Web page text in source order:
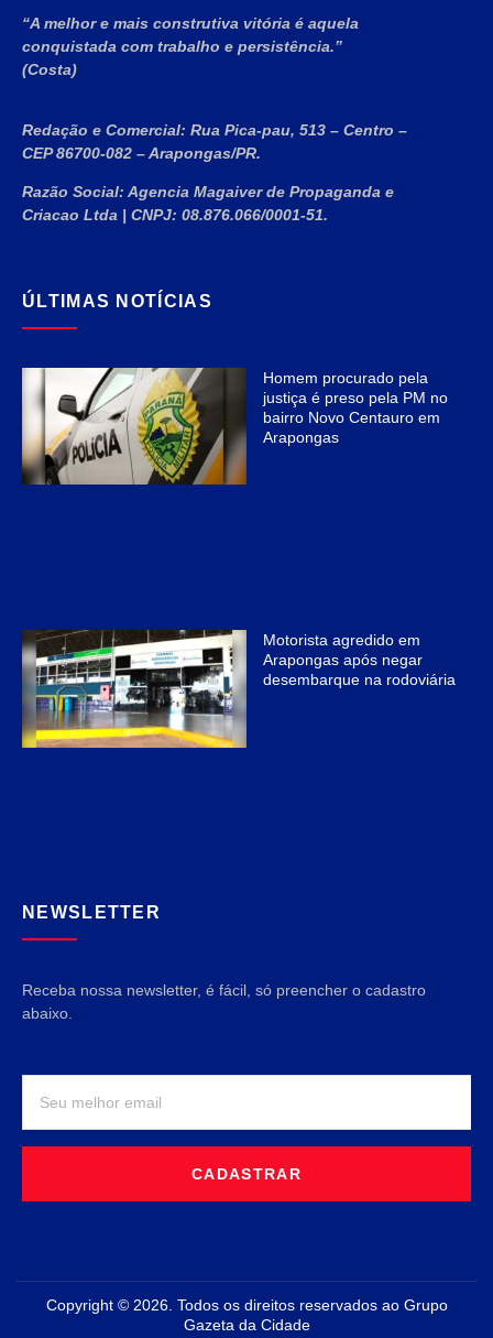
“A melhor e mais construtiva vitória é aquela
conquistada com trabalho e persistência.”
(Costa)
Redação e Comercial: Rua Pica-pau, 513 – Centro –
CEP 86700-082 – Arapongas/PR.
Razão Social: Agencia Magaiver de Propaganda e
Criacao Ltda | CNPJ: 08.876.066/0001-51.
ÚLTIMAS NOTÍCIAS
Homem procurado pela
justiça é preso pela PM no
bairro Novo Centauro em
Arapongas
Motorista agredido em
Arapongas após negar
desembarque na rodoviária
NEWSLETTER
Receba nossa newsletter, é fácil, só preencher o cadastro
abaixo.
CADASTRAR
Copyright © 2026. Todos os direitos reservados ao Grupo
Gazeta da Cidade